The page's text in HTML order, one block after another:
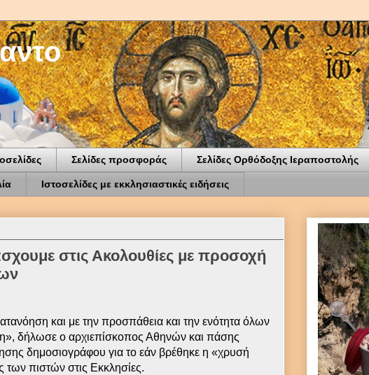
Σελίδες προσφοράς Σελίδες Ορθόδοξης Ιεραποστολής
Ιστοσελίδες με εκκλησιαστικές ειδήσεις
στις Ακολουθίες με προσοχή
και με την προσπάθεια και την ενότητα όλων
δήλωσε ο αρχιεπίσκοπος Αθηνών και πάσης
δημοσιογράφου για το εάν βρέθηκε η «χρυσή
πιστών στις Εκκλησίες.